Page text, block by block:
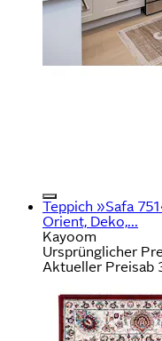
Teppich »Safa
Orient, Deko,...
Kayoom
Ursprünglicher
Aktueller Preisab